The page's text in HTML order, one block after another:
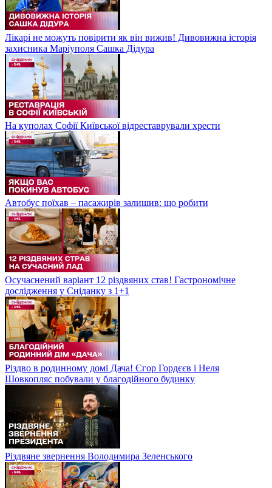
Лікарі не можуть повірити як він вижив! Дивовижна історія
захисника Маріуполя Сашка Дідура
На куполах Софії Київської відреставрували хрести
Автобус поїхав – пасажирів залишив: що робити
Осучаснений варіант 12 різдвяних став! Гастрономічне
дослідження у Сніданку з 1+1
Різдво в родинному домі Дача! Єгор Гордєєв і Неля
Шовкопляс побували у благодійного будинку
Різдвяне звернення Володимира Зеленського